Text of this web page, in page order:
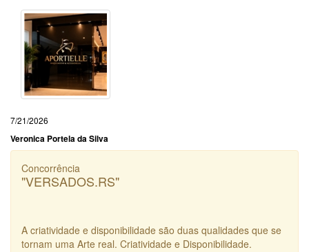
7/21/2026
Veronica Portela da Silva
Concorrência
"VERSADOS.RS"
A criatividade e disponibilidade são duas qualidades que se
tornam uma Arte real. Criatividade e Disponibilidade.